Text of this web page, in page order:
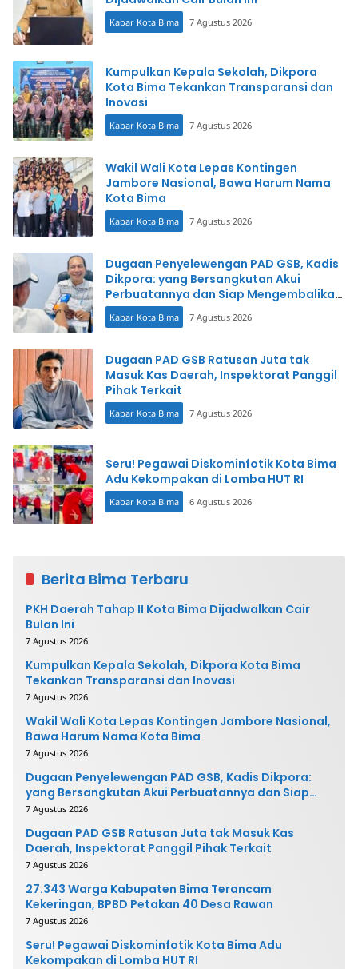
Kabar Kota Bima 7 Agustus 2026
Kumpulkan Kepala Sekolah, Dikpora
Kota Bima Tekankan Transparansi dan
Inovasi
Kabar Kota Bima 7 Agustus 2026
Wakil Wali Kota Lepas Kontingen
Jambore Nasional, Bawa Harum Nama
Kota Bima
Kabar Kota Bima 7 Agustus 2026
Dugaan Penyelewengan PAD GSB, Kadis
Dikpora: yang Bersangkutan Akui
Perbuatannya dan Siap Mengembalikan
Uang
Kabar Kota Bima 7 Agustus 2026
Dugaan PAD GSB Ratusan Juta tak
Masuk Kas Daerah, Inspektorat Panggil
Pihak Terkait
Kabar Kota Bima 7 Agustus 2026
Seru! Pegawai Diskominfotik Kota Bima
Adu Kekompakan di Lomba HUT RI
Kabar Kota Bima 6 Agustus 2026
Berita Bima Terbaru
PKH Daerah Tahap II Kota Bima Dijadwalkan Cair
Bulan Ini
7 Agustus 2026
Kumpulkan Kepala Sekolah, Dikpora Kota Bima
Tekankan Transparansi dan Inovasi
7 Agustus 2026
Wakil Wali Kota Lepas Kontingen Jambore Nasional,
Bawa Harum Nama Kota Bima
7 Agustus 2026
Dugaan Penyelewengan PAD GSB, Kadis Dikpora:
yang Bersangkutan Akui Perbuatannya dan Siap
Mengembalikan Uang
7 Agustus 2026
Dugaan PAD GSB Ratusan Juta tak Masuk Kas
Daerah, Inspektorat Panggil Pihak Terkait
7 Agustus 2026
27.343 Warga Kabupaten Bima Terancam
Kekeringan, BPBD Petakan 40 Desa Rawan
7 Agustus 2026
Seru! Pegawai Diskominfotik Kota Bima Adu
Kekompakan di Lomba HUT RI